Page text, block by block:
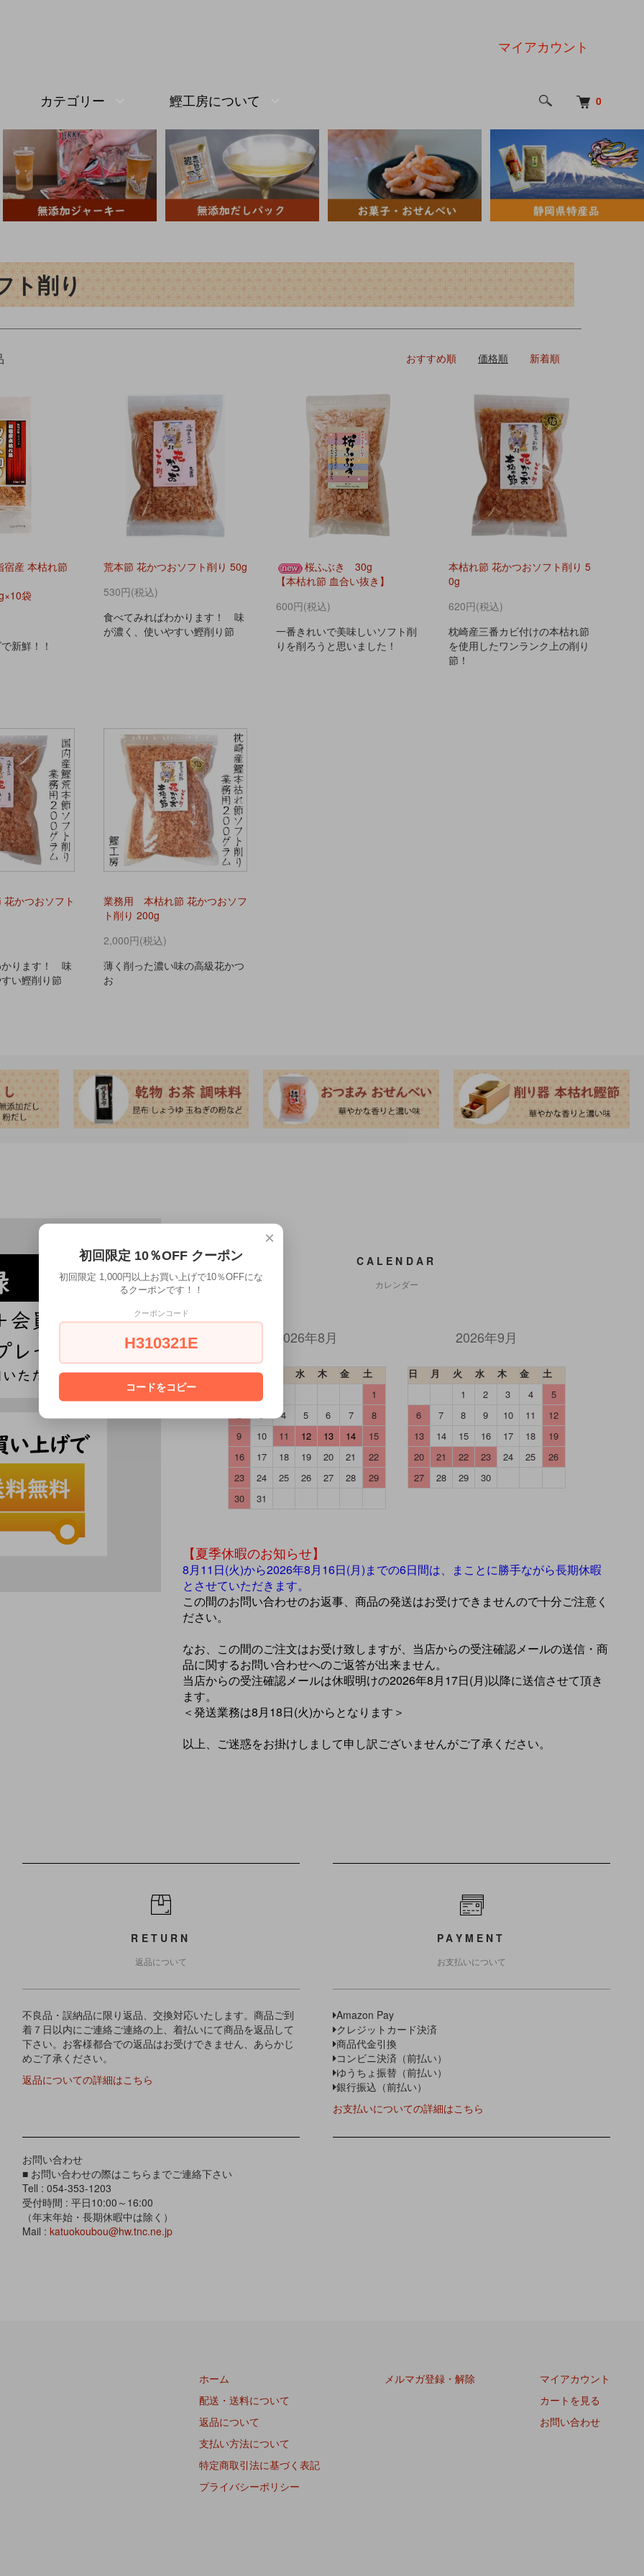
0
カテゴリー 鰹工房について
マイアカウント
ト削り
おすすめ順 価格順 新着順
宿産 本枯れ節
袋
新鮮！！
荒本節 花かつおソフト削り 50g
530円(税込)
食べてみればわかります！ 味
が濃く、使いやすい鰹削り節
桜ふぶき 30g
【本枯れ節 血合い抜き】
600円(税込)
一番きれいで美味しいソフト削
りを削ろうと思いました！
本枯れ節 花かつおソフト削り 5
0g
620円(税込)
枕崎産三番カビ付けの本枯れ節
を使用したワンランク上の削り
節！
かつおソフト
かります！ 味
い鰹削り節
業務用 本枯れ節 花かつおソフ
ト削り 200g
2,000円(税込)
薄く削った濃い味の高級花かつ
お
CALENDAR
カレンダー
2026年8月
日 月 水 木 金
土
1
2
3 4 5 6 7
8
9
10 11 12 13 14
15
16
17 18 19 20 21
22
23
24 25 26 27 28
29
30
31
2026年9月
日 月 火 水 木 金
土
1
2 3 4
5
6
7 8 9 10 11
12
13
14 15 16 17 18
19
20
21 22 23 24 25
26
27
28 29 30
【夏季休暇のお知らせ】
8月11日(火)から2026年8月16日(月)までの6日間は、まことに勝手ながら長期休暇
とさせていただきます。
この間のお問い合わせのお返事、商品の発送はお受けできませんので十分ご注意く
ださい。
なお、この間のご注文はお受け致しますが、当店からの受注確認メールの送信・商
品に関するお問い合わせへのご返答が出来ません。
当店からの受注確認メールは休暇明けの2026年8月17日(月)以降に送信させて頂き
ます。
＜発送業務は8月18日(火)からとなります＞
以上、ご迷惑をお掛けしまして申し訳ございませんがご了承ください。
RETURN
返品について
不良品・誤納品に限り返品、交換対応いたします。商品ご到
着７日以内にご連絡ご連絡の上、着払いにて商品を返品して
下さい。お客様都合での返品はお受けできません、あらかじ
めご了承ください。
返品についての詳細はこちら
お問い合わせ
■ お問い合わせの際はこちらまでご連絡下さい
Tell : 054-353-1203
受付時間 : 平日10:00～16:00
（年末年始・長期休暇中は除く）
Mail : katuokoubou@hw.tnc.ne.jp
PAYMENT
お支払いについて
Amazon Pay
クレジットカード決済
商品代金引換
コンビニ決済（前払い）
ゆうちょ振替（前払い）
銀行振込（前払い）
お支払いについての詳細はこちら
ホーム
配送・送料について
返品について
支払い方法について
特定商取引法に基づく表記
プライバシーポリシー
メルマガ登録・解除
マイアカウント
カートを見る
お問い合わせ
×
初回限定 10％OFF クーポン
初回限定 1,000円以上お買い上げで10％OFFにな
るクーポンです！！
クーポンコード
H310321E
コードをコピー